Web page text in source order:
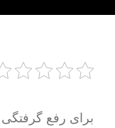
برای رفع گرفتگی